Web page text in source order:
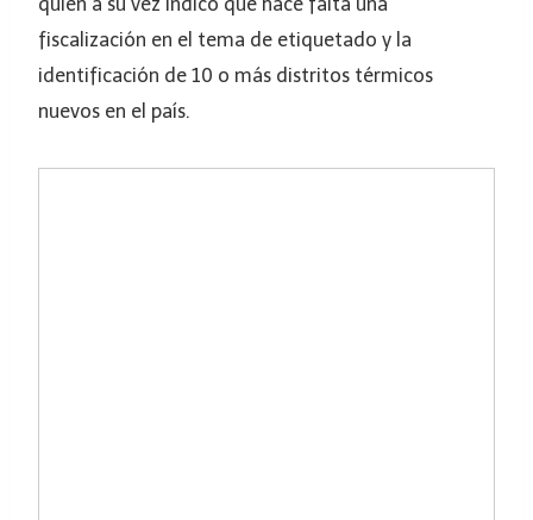
fiscalización en el tema de etiquetado y la
identificación de 10 o más distritos térmicos
nuevos en el país.